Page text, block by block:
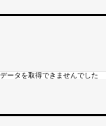
データを取得できませんでした